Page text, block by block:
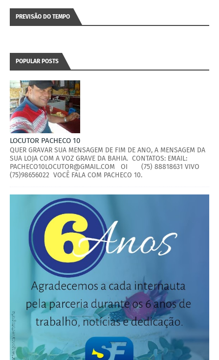
PREVISÃO DO TEMPO
POPULAR POSTS
LOCUTOR PACHECO 10
QUER GRAVAR SUA MENSAGEM DE FIM DE ANO, A MENSAGEM DA
SUA LOJA COM A VOZ GRAVE DA BAHIA. CONTATOS: EMAIL:
PACHECO10LOCUTOR@GMAIL.COM OI (75) 88818631 VIVO
(75)98656022 VOCÊ FALA COM PACHECO 10.